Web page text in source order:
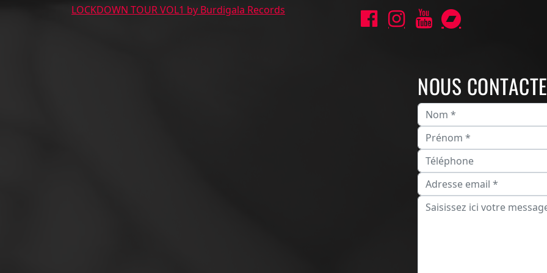
LOCKDOWN TOUR VOL1 by Burdigala Records
NOUS